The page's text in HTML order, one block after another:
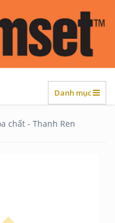
Danh mục
chất - Thanh Ren